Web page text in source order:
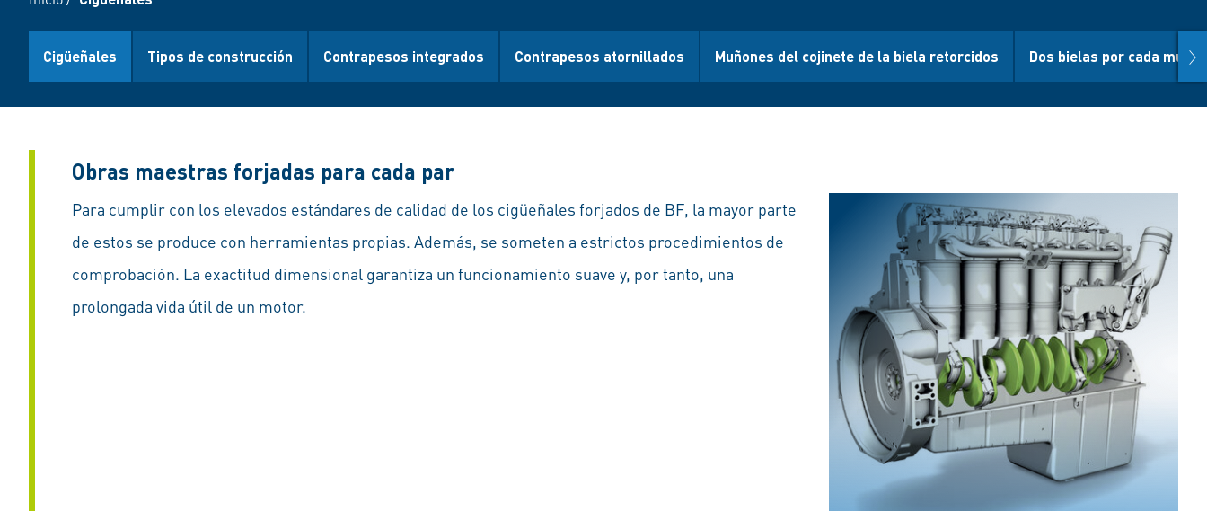
Cigüeñales Tipos de construcción Contrapesos integrados Contrapesos atornillados Muñones del cojinete de la biela retorcidos Dos bielas por cada
Obras maestras forjadas para cada par
Para cumplir con los elevados estándares de calidad de los cigüeñales forjados de BF, la mayor parte
de estos se produce con herramientas propias. Además, se someten a estrictos procedimientos de
comprobación. La exactitud dimensional garantiza un funcionamiento suave y, por tanto, una
prolongada vida útil de un motor.